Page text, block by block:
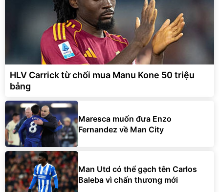
HLV Carrick từ chối mua Manu Kone 50 triệu
bảng
Maresca muốn đưa Enzo
Fernandez về Man City
Man Utd có thể gạch tên Carlos
Baleba vì chấn thương mới